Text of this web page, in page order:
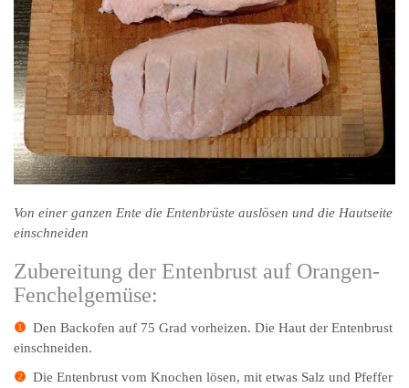
Von einer ganzen Ente die Entenbrüste auslösen und die Hautseite
einschneiden
Zubereitung der Entenbrust auf Orangen-
Fenchelgemüse:
❶ Den Backofen auf 75 Grad vorheizen. Die Haut der Entenbrust
einschneiden.
❷ Die Entenbrust vom Knochen lösen, mit etwas Salz und Pfeffer